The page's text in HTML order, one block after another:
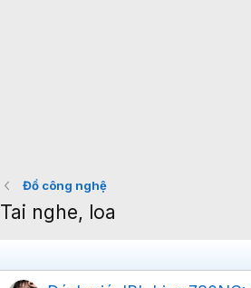
Đồ công nghệ
Tai nghe, loa